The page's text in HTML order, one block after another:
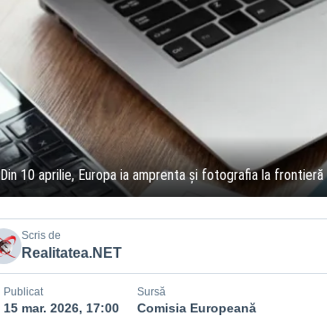
Din 10 aprilie, Europa ia amprenta și fotografia la frontieră
Scris de
Realitatea.NET
Publicat
15 mar. 2026, 17:00
Sursă
Comisia Europeană